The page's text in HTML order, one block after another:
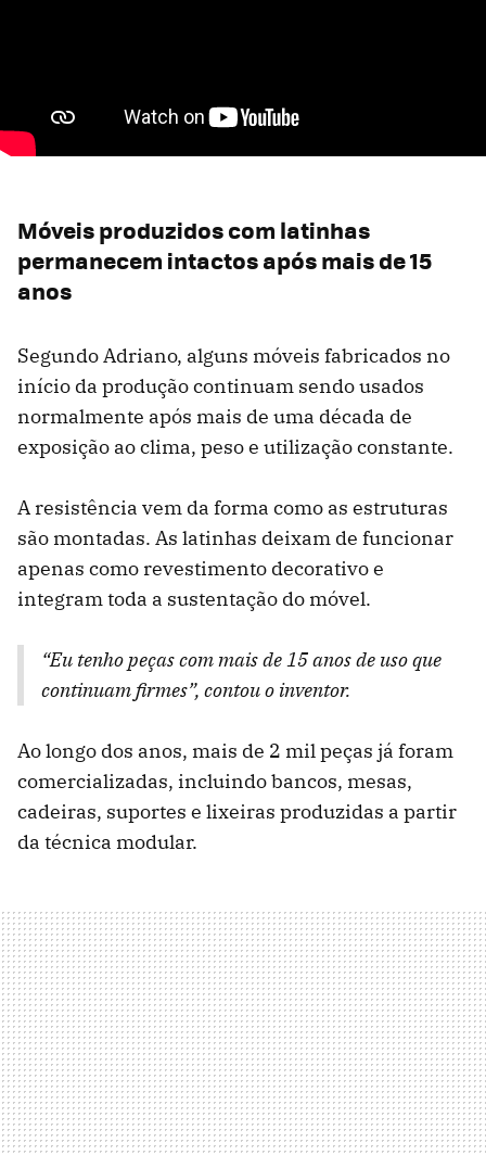
Móveis produzidos com latinhas
permanecem intactos após mais de 15
anos
Segundo Adriano, alguns móveis fabricados no
início da produção continuam sendo usados
normalmente após mais de uma década de
exposição ao clima, peso e utilização constante.
A resistência vem da forma como as estruturas
são montadas. As latinhas deixam de funcionar
apenas como revestimento decorativo e
integram toda a sustentação do móvel.
“Eu tenho peças com mais de 15 anos de uso que
continuam firmes”, contou o inventor.
Ao longo dos anos, mais de 2 mil peças já foram
comercializadas, incluindo bancos, mesas,
cadeiras, suportes e lixeiras produzidas a partir
da técnica modular.